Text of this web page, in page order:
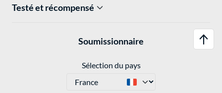
Testé et récompensé
Soumissionnaire
Sélection du pays